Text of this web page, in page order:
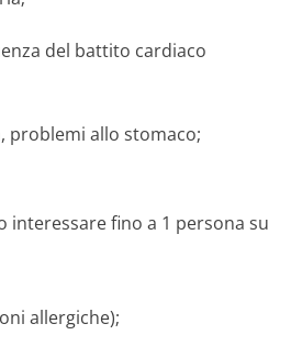
del battito cardiaco
problemi allo stomaco;
interessare fino a 1 persona su
allergiche);